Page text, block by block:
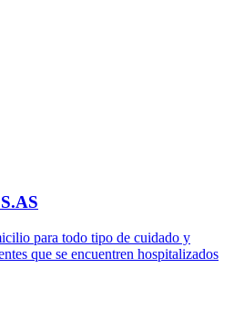
para todo tipo de cuidado y
que se encuentren hospitalizados